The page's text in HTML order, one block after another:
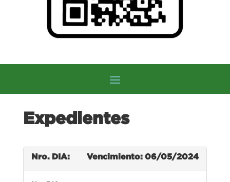
Expedientes
Nro. DIA: Vencimiento: 06/05/2024